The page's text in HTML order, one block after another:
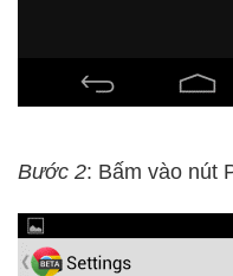
Bước 2: Bấm vào nút